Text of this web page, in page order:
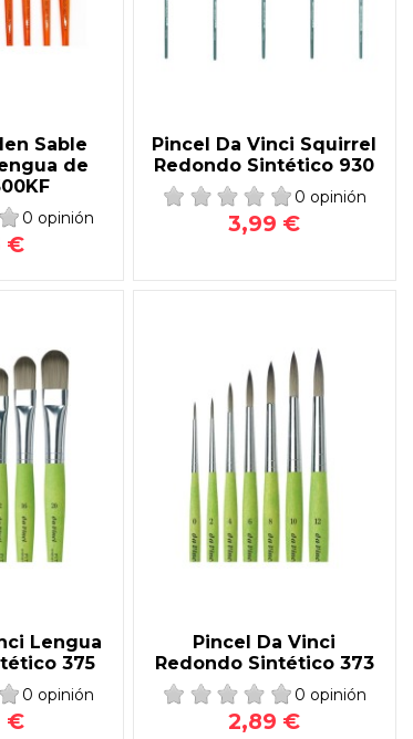
Sable
de
0 opinión
€
Pincel Da Vinci Squirrel
Redondo Sintético 930
0 opinión
3,99 €
Lengua
375
0 opinión
€
Pincel Da Vinci
Redondo Sintético 373
0 opinión
2,89 €